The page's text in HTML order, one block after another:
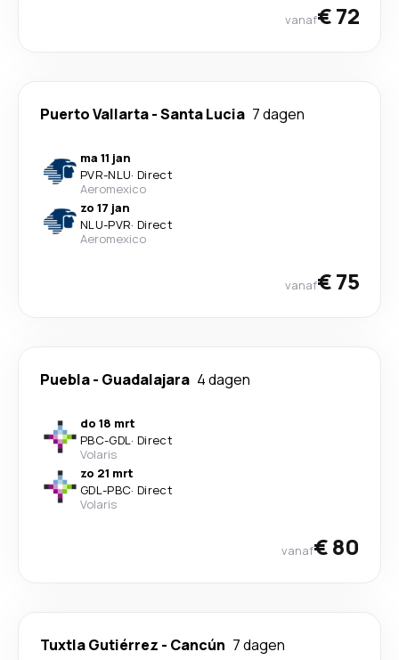
vanaf€ 72
Puerto Vallarta-Santa Lucia 7 dagen
ma 11 jan
PVR-NLU· Direct
Aeromexico
zo 17 jan
NLU-PVR· Direct
Aeromexico
vanaf€ 75
Puebla- Guadalajara 4 dagen
do 18 mrt
PBC-GDL· Direct
Volaris
zo 21 mrt
GDL-PBC· Direct
Volaris
vanaf€ 80
Tuxtla Gutiérrez - Cancún 7 dagen